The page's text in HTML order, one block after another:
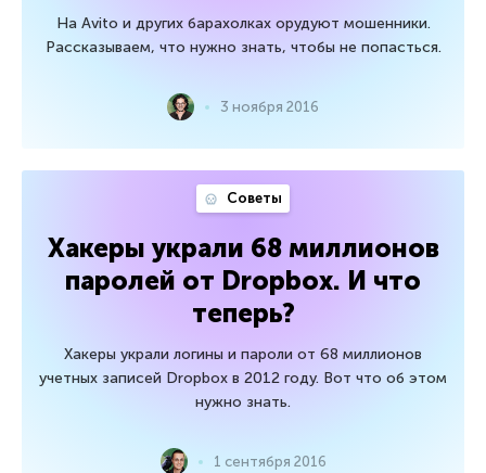
На Avito и других барахолках орудуют мошенники.
Рассказываем, что нужно знать, чтобы не попасться.
3 ноября 2016
Советы
Хакеры украли 68 миллионов
паролей от Dropbox. И что
теперь?
Хакеры украли логины и пароли от 68 миллионов
учетных записей Dropbox в 2012 году. Вот что об этом
нужно знать.
1 сентября 2016